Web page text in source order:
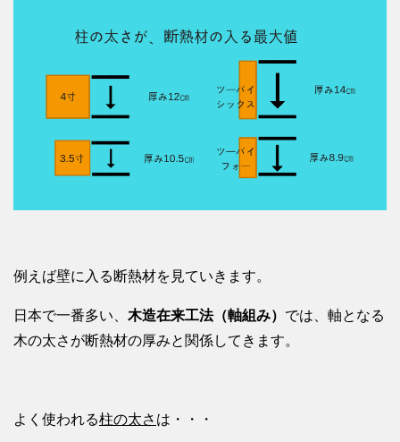
例えば壁に入る断熱材を見ていきます。
日本で一番多い、 木造在来工法（軸組み） では、軸となる
木の太さが断熱材の厚みと関係してきます。
よく使われる柱の太さ は・・・